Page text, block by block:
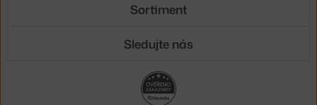
Sortiment
Sledujte nás